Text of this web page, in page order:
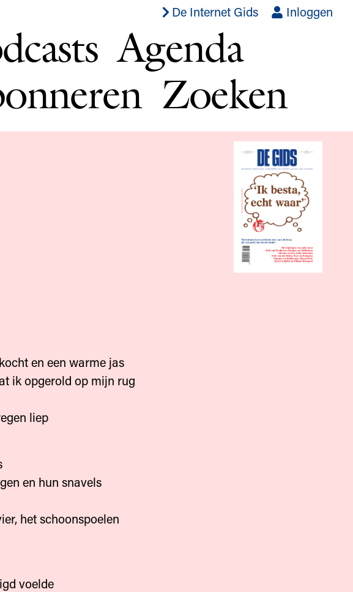
De Internet Gids Inloggen
Agenda
Zoeken
en een warme jas
ik opgerold op mijn rug
liep
en hun snavels
het schoonspoelen
voelde